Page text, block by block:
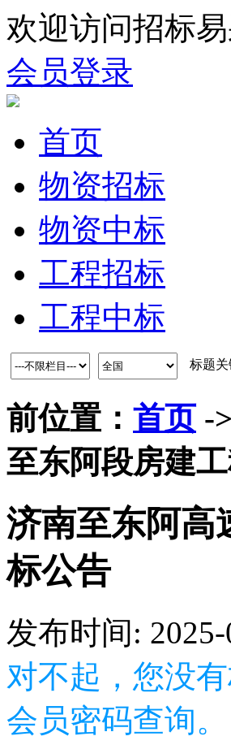
欢迎访问招标易
会员登录
首页
物资招标
物资中标
工程招标
工程中标
标题关
前位置： 首页 ->
至东阿段房建
济南至东阿高
标公告
发布时间:
对不起，您没
会员密码查询。